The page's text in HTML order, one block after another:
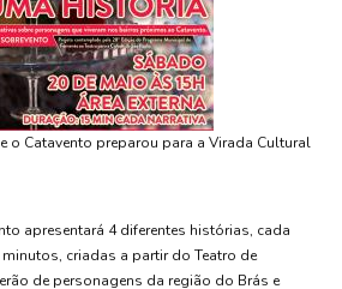
o Catavento preparou para a Virada Cultural
apresentará 4 diferentes histórias, cada
criadas a partir do Teatro de
de personagens da região do Brás e